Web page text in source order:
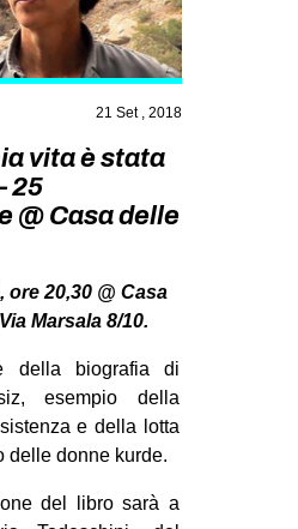
FREESTYLE
LAMBRETTA
MSM
TSUNAMI
ZAM
POPOLARE
21 Set , 2018
vita è stata
25
@ Casa delle
ore 20,30 @ Casa
Marsala 8/10.
della biografia di
esempio della
e della lotta
delle donne kurde.
del libro sarà a